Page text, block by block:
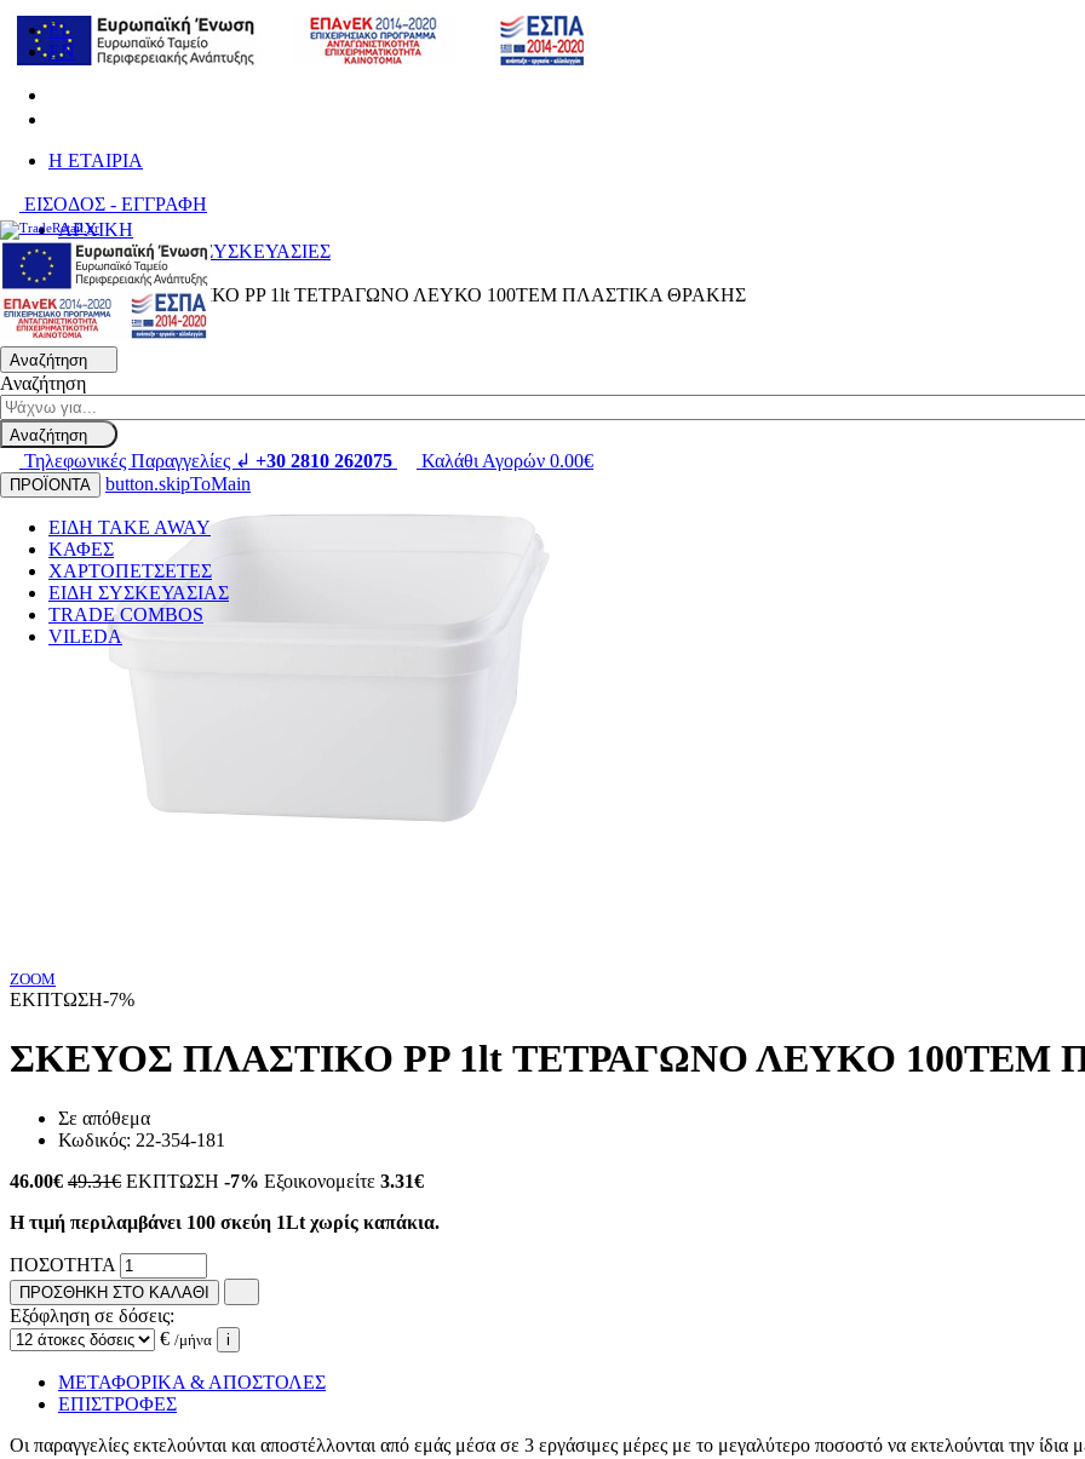
EL
EN
H ΕΤΑΙΡΙΑ
ΕΙΣΟΔΟΣ - ΕΓΓΡΑΦΗ
Αναζήτηση
Αναζήτηση
Αναζήτηση
Τηλεφωνικές Παραγγελίες ↲ +30 2810 262075 Καλάθι Αγορών 0.00€
ΠΡΟΪΟΝΤΑ button.skipToMain
ΕΙΔΗ TAKE AWAY
ΚΑΦΕΣ
ΧΑΡΤΟΠΕΤΣΕΤΕΣ
ΕΙΔΗ ΣΥΣΚΕΥΑΣΙΑΣ
TRADE COMBOS
VILEDA
ΑΡΧΙΚΗ
ΑΝΑΛΩΣΙΜΑ & ΣΥΣΚΕΥΑΣΙΕΣ
Δοχεία Πλαστικά
ΣΚΕΥΟΣ ΠΛΑΣΤΙΚΟ PP 1lt ΤΕΤΡΑΓΩΝΟ ΛΕΥΚΟ 100ΤΕΜ ΠΛΑΣΤΙΚΑ ΘΡΑΚΗΣ
ZOOM
ΕΚΠΤΩΣΗ-7%
ΣΚΕΥΟΣ ΠΛΑΣΤΙΚΟ PP 1lt ΤΕΤΡΑΓΩΝΟ ΛΕΥΚΟ 100ΤΕΜ
Σε απόθεμα
Κωδικός: 22-354-181
46.00€ 49.31€ ΕΚΠΤΩΣΗ -7% Εξοικονομείτε 3.31€
Η τιμή περιλαμβάνει 100 σκεύη 1Lt χωρίς καπάκια.
ΠΟΣΟΤΗΤΑ
ΠΡΟΣΘΗΚΗ ΣΤΟ ΚΑΛΑΘΙ
Εξόφληση σε δόσεις:
€ /μήνα i
ΜΕΤΑΦΟΡΙΚΑ & ΑΠΟΣΤΟΛΕΣ
ΕΠΙΣΤΡΟΦΕΣ
Οι παραγγελίες εκτελούνται και αποστέλλονται από εμάς μέσα σε 3 εργάσιμες μέρες με το μεγαλύτερο ποσοστό να εκτελούνται την ίδια